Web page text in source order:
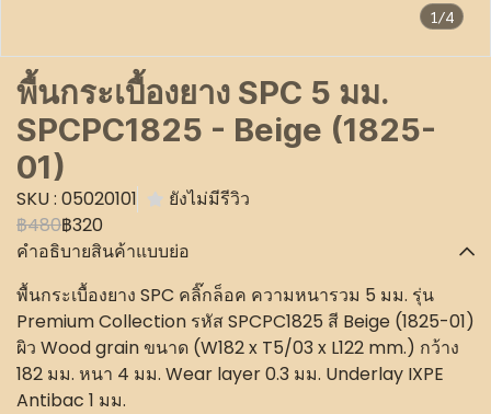
1/4
พื้นกระเบื้องยาง SPC 5 มม.
SPCPC1825 - Beige (1825-
01)
SKU : 05020101
ยังไม่มีรีวิว
฿480฿320
คำอธิบายสินค้าแบบย่อ
พื้นกระเบื้องยาง SPC คลิ๊กล็อค ความหนารวม 5 มม. รุ่น
Premium Collection รหัส SPCPC1825 สี Beige (1825-01)
ผิว Wood grain ขนาด (W182 x T5/03 x L122 mm.) กว้าง
182 มม. หนา 4 มม. Wear layer 0.3 มม. Underlay IXPE
Antibac 1 มม.